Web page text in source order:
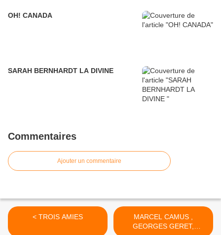
OH! CANADA
SARAH BERNHARDT LA DIVINE
Commentaires
Ajouter un commentaire
< TROIS AMIES
MARCEL CAMUS ,
GEORGES GERET,